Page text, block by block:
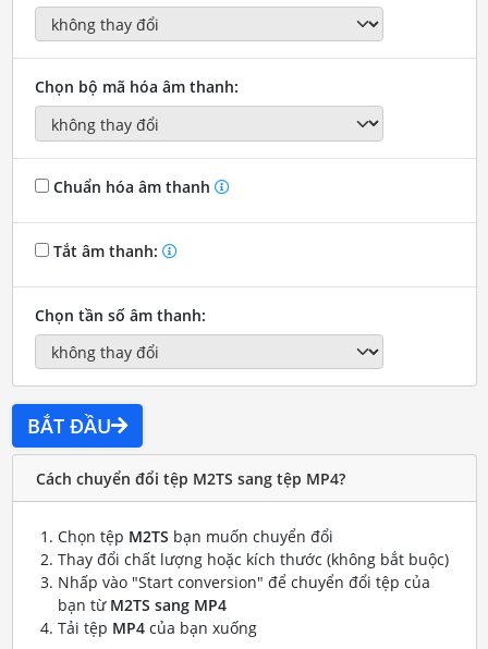
Chọn bộ mã hóa âm thanh:
Chuẩn hóa âm thanh
Tắt âm thanh:
Chọn tần số âm thanh:
BẮT ĐẦU
Cách chuyển đổi tệp M2TS sang tệp MP4?
Chọn tệp M2TS bạn muốn chuyển đổi
Thay đổi chất lượng hoặc kích thước (không bắt buộc)
Nhấp vào "Start conversion" để chuyển đổi tệp của
bạn từ M2TS sang MP4
Tải tệp MP4của bạn xuống